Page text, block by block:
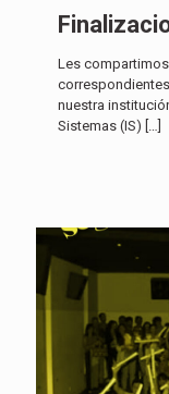
Les
nuestra
Sistemas (IS) […]